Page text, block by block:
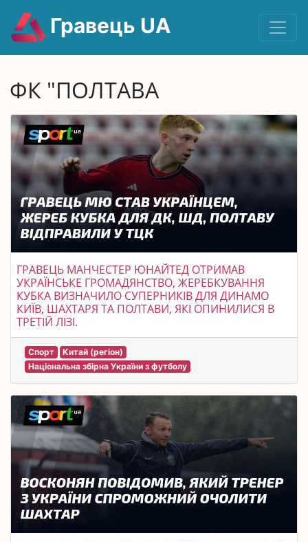
Гравець UA
ФК "ПОЛТАВА
ГРАВЕЦЬ МАНЧЕСТЕР ЮНАЙТЕД ОТРИМАВ
УКРАЇНСЬКЕ ГРОМАДЯНСТВО, ЖЕРЕБКУВАННЯ
КУБКА ВИЗНАЧИЛО СУПЕРНИКІВ ДЛЯ ДИНАМО
КИЇВ, ШАХТАРЯ ТА ПОЛТАВИ, ЯКІ ОПИНИЛИСЯ В
ТРЕТІЙ ЛІЗІ.
Спорт
Китай (регіон)
Національна збірна України з футболу